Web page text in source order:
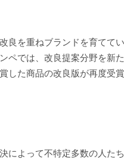
良を重ねブランドを育てて
ペでは、改良提案分野を新
した商品の改良版が再度受
よって不特定多数の人た